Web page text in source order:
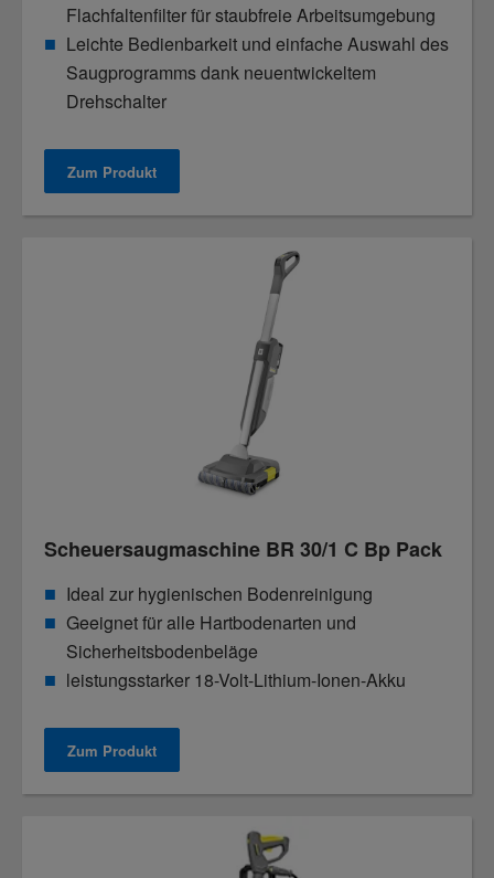
Flachfaltenfilter für staubfreie Arbeitsumgebung
Leichte Bedienbarkeit und einfache Auswahl des
Saugprogramms dank neuentwickeltem
Drehschalter
Zum Produkt
Scheuersaugmaschine BR 30/1 C Bp Pack
Ideal zur hygienischen Bodenreinigung
Geeignet für alle Hartbodenarten und
Sicherheitsbodenbeläge
leistungsstarker 18-Volt-Lithium-Ionen-Akku
Zum Produkt